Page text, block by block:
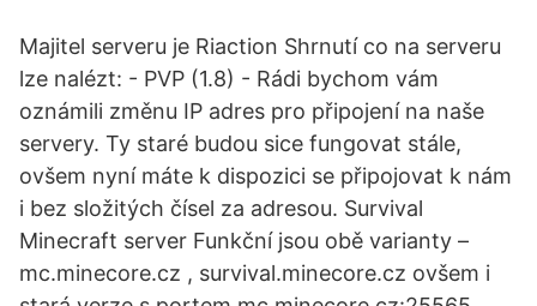
Majitel serveru je Riaction Shrnutí co na serveru
lze nalézt: - PVP (1.8) - Rádi bychom vám
oznámili změnu IP adres pro připojení na naše
servery. Ty staré budou sice fungovat stále,
ovšem nyní máte k dispozici se připojovat k nám
i bez složitých čísel za adresou. Survival
Minecraft server Funkční jsou obě varianty –
mc.minecore.cz , survival.minecore.cz ovšem i